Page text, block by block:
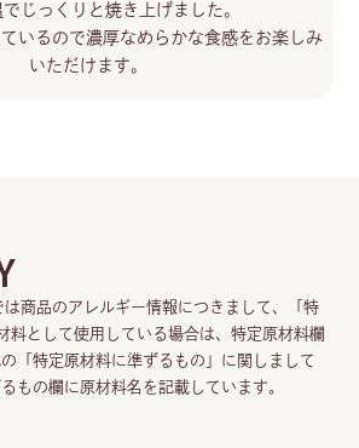
じっくりと焼き上げました。
いるので濃厚なめらかな食感をお楽しみ
いただけます。
商品のアレルギー情報につきまして、「特
料として使用している場合は、特定原材料欄
「特定原材料に準ずるもの」に関しまして
もの欄に原材料名を記載しています。